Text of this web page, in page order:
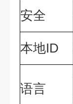
安全
本地ID
语言